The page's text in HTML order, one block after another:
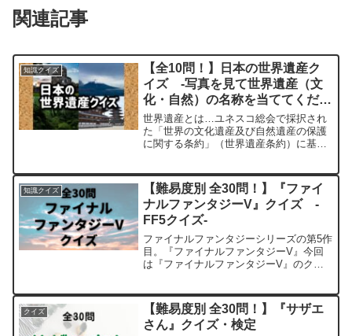
関連記事
知識クイズ
【全10問！】日本の世界遺産ク
イズ -写真を見て世界遺産（文
化・自然）の名称を当ててくださ
い-
世界遺産とは…ユネスコ総会で採択され
た「世界の文化遺産及び自然遺産の保護
に関する条約」（世界遺産条約）に基づ
ど、人類が共有すべき「顕著な普遍的価
値」を持つ物件のこと引用元...
知識クイズ
【難易度別 全30問！】『ファイ
ナルファンタジーV』クイズ -
FF5クイズ-
ファイナルファンタジーシリーズの第5作
目。『ファイナルファンタジーV』今回
は『ファイナルファンタジーV』のクイ
ば最後までお付き合いください。※ネタ
バレあります。ご注意...
クイズ
【難易度別 全30問！】『サザエ
さん』クイズ・検定